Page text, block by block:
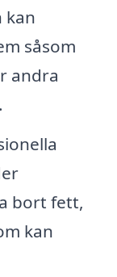
kan
såsom
andra
bort fett,
kan